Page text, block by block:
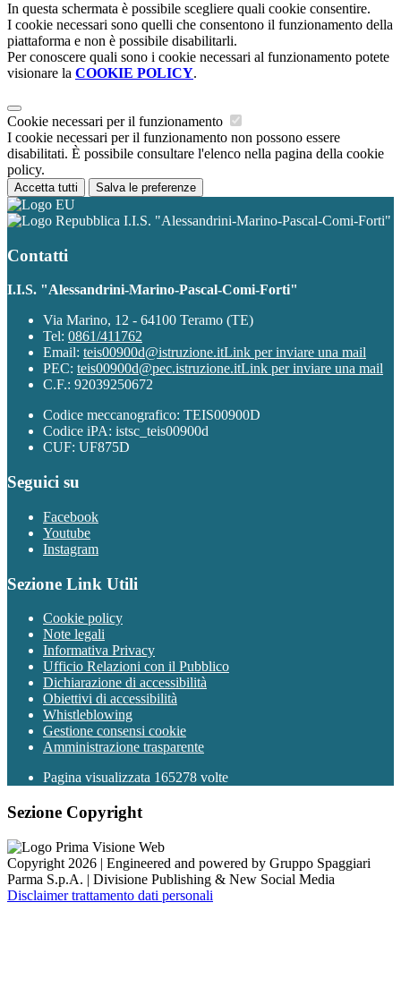
In questa schermata è possibile scegliere quali cookie consentire.
I cookie necessari sono quelli che consentono il funzionamento della
piattaforma e non è possibile disabilitarli.
Per conoscere quali sono i cookie necessari al funzionamento potete
visionare la COOKIE POLICY.
Cookie necessari per il funzionamento
I cookie necessari per il funzionamento non possono essere
disabilitati. È possibile consultare l'elenco nella pagina della cookie
policy.
Accetta tutti Salva le preferenze
I.I.S. "Alessandrini-Marino-Pascal-Comi-Forti"
Contatti
I.I.S. "Alessandrini-Marino-Pascal-Comi-Forti"
Via Marino, 12 - 64100 Teramo (TE)
Tel: 0861/411762
Email: teis00900d@istruzione.itLink per inviare una mail
PEC: teis00900d@pec.istruzione.itLink per inviare una mail
C.F.: 92039250672
Codice meccanografico: TEIS00900D
Codice iPA: istsc_teis00900d
CUF: UF875D
Seguici su
Facebook
Youtube
Instagram
Sezione Link Utili
Cookie policy
Note legali
Informativa Privacy
Ufficio Relazioni con il Pubblico
Dichiarazione di accessibilità
Obiettivi di accessibilità
Whistleblowing
Gestione consensi cookie
Amministrazione trasparente
Pagina visualizzata 165278 volte
Sezione Copyright
Copyright 2026 | Engineered and powered by Gruppo Spaggiari
Parma S.p.A. | Divisione Publishing & New Social Media
Disclaimer trattamento dati personali